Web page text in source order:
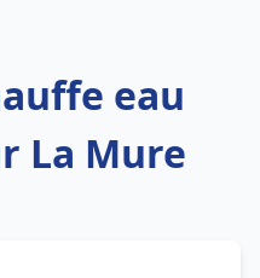
eau
La Mure